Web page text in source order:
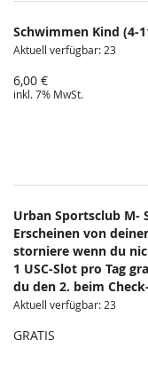
Schwimmen Kind (4-
Aktuell verfügbar: 23
6,00 €
inkl. 7% MwSt.
Urban Sportsclub M-
Erscheinen von
storniere wenn du
1 USC-Slot pro Tag
du den 2. beim
Aktuell verfügbar: 23
GRATIS